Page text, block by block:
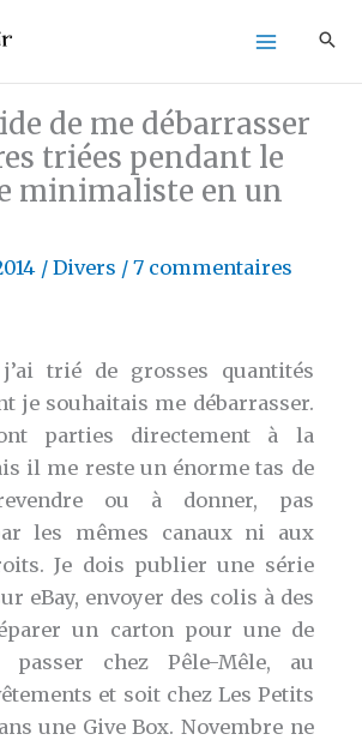
de me débarrasser
triées pendant le
minimaliste en un
/Divers /7 commentaires
trié de grosses quantités
je souhaitais me débarrasser.
parties directement à la
il me reste un énorme tas de
ou à donner, pas
les mêmes canaux ni aux
Je dois publier une série
eBay, envoyer des colis à des
un carton pour une de
passer chez Pêle-Mêle, au
et soit chez Les Petits
une Give Box. Novembre ne